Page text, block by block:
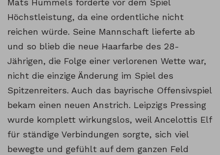
Mats Hummels forderte vor dem Spiel
Höchstleistung, da eine ordentliche nicht
reichen würde. Seine Mannschaft lieferte ab
und so blieb die neue Haarfarbe des 28-
Jährigen, die Folge einer verlorenen Wette war,
nicht die einzige Änderung im Spiel des
Spitzenreiters. Auch das bayrische Offensivspiel
bekam einen neuen Anstrich. Leipzigs Pressing
wurde komplett wirkungslos, weil Ancelottis Elf
für ständige Verbindungen sorgte, sich viel
bewegte und gefühlt auf dem ganzen Feld